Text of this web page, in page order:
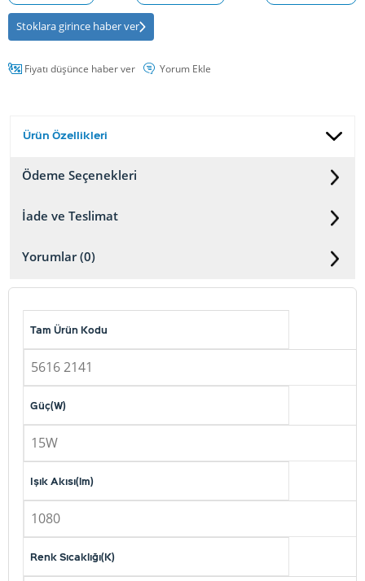
Stoklara girince haber ver
Fiyatı düşünce haber ver Yorum Ekle
Ürün Özellikleri
Ödeme Seçenekleri
İade ve Teslimat
Yorumlar (0)
Tam Ürün Kodu
5616 2141
Güç(W)
15W
Işık Akısı(lm)
1080
Renk Sıcaklığı(K)